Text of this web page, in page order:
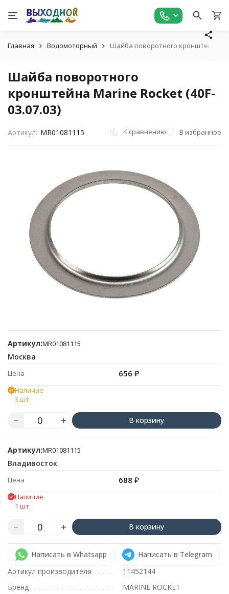
Главная Водомоторный Шайба поворотного кронштейна
Шайба поворотного
кронштейна Marine Rocket (40F-
03.07.03)
Артикул: MR01081115 К сравнению В избранное
Артикул:MR01081115
Москва
Цена 656 ₽
Наличие
3 шт.
В корзину
Артикул:MR01081115
Владивосток
Цена 688 ₽
Наличие
1 шт.
В корзину
Написать в Whatsapp
Написать в Telegram
Артикул производителя
11452144
Бренд
MARINE ROCKET